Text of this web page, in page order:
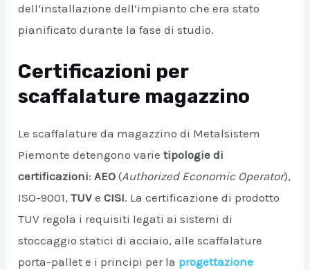
dell’installazione dell’impianto che era stato
pianificato durante la fase di studio.
Certificazioni per
scaffalature magazzino
Le scaffalature da magazzino di Metalsistem
Piemonte detengono varietipologie di
certificazioni:AEO (Authorized Economic Operator),
ISO-9001,TUV eCISI. La certificazione di prodotto
TUV regola i requisiti legati ai sistemi di
stoccaggio statici di acciaio, alle scaffalature
porta-pallet e i principi per la progettazione